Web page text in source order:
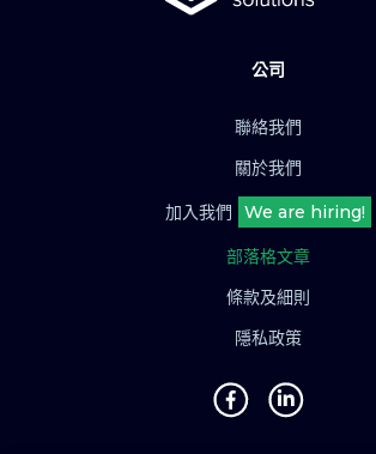
公司
聯絡我們
關於我們
加入我們 We are hiring!
部落格文章
條款及細則
隱私政策